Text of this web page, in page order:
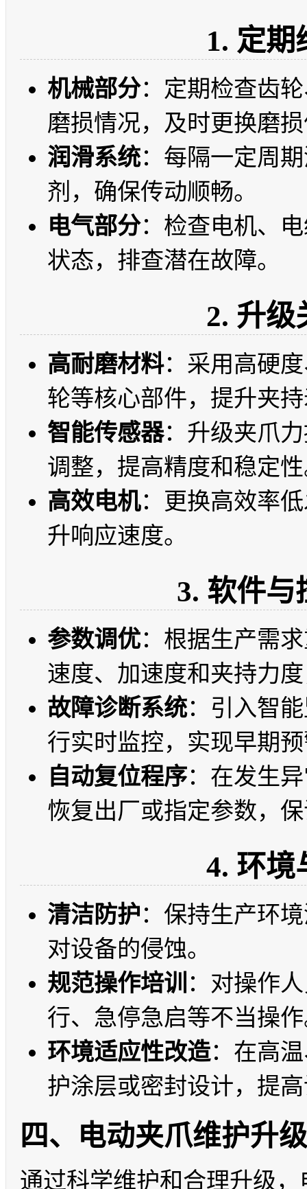
1. 定期
机械部分：定期检查齿
磨损情况，及时更换磨
润滑系统：每隔一定周
剂，确保传动顺畅。
电气部分：检查电机、
状态，排查潜在故障。
2. 升级
高耐磨材料：采用高硬
轮等核心部件，提升夹
智能传感器：升级夹爪
调整，提高精度和稳定
高效电机：更换高效率
升响应速度。
3. 软件与
参数调优：根据生产需
速度、加速度和夹持力
故障诊断系统：引入智
行实时监控，实现早期
自动复位程序：在发生
恢复出厂或指定参数，
4. 环境
清洁防护：保持生产环
对设备的侵蚀。
规范操作培训 ：对操作
行、急停急启等不当操
环境适应性改造：在高
护涂层或密封设计，提
四、电动夹爪维护升
通过科学维护和合理升级